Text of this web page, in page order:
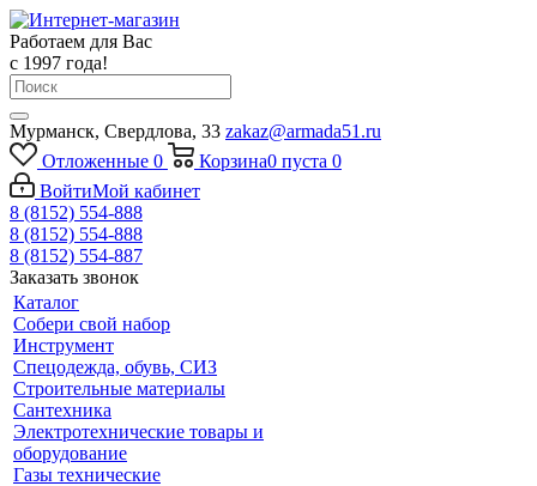
Работаем для Вас
с 1997 года!
Мурманск, Свердлова, 33 zakaz@armada51.ru
Отложенные 0 Корзина0 пуста 0
ВойтиМой кабинет
8 (8152) 554-888
8 (8152) 554-888
8 (8152) 554-887
Заказать звонок
Каталог
Собери свой набор
Инструмент
Спецодежда, обувь, СИЗ
Строительные материалы
Сантехника
Электротехнические товары и
оборудование
Газы технические